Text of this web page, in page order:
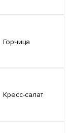
Горчица
Кресс-салат